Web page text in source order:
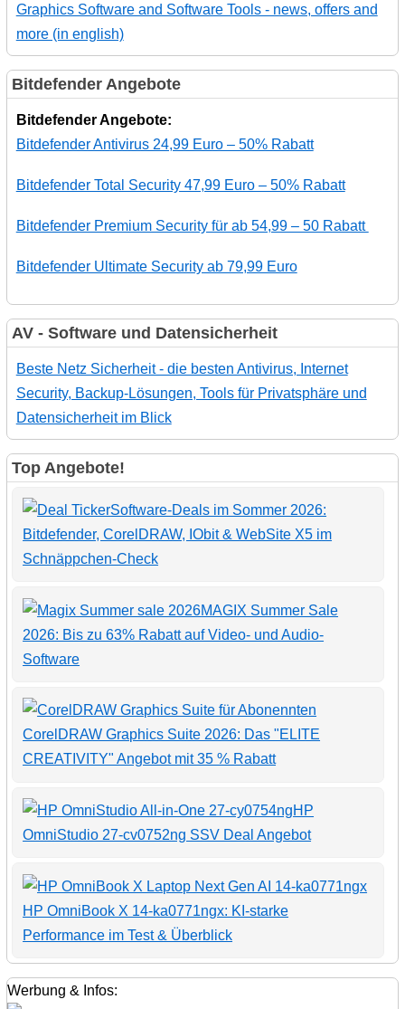
Graphics Software and Software Tools - news, offers and
more (in english)
Bitdefender Angebote
Bitdefender Angebote:
Bitdefender Antivirus 24,99 Euro – 50% Rabatt
Bitdefender Total Security 47,99 Euro – 50% Rabatt
Bitdefender Premium Security für ab 54,99 – 50 Rabatt
Bitdefender Ultimate Security ab 79,99 Euro
AV - Software und Datensicherheit
Beste Netz Sicherheit - die besten Antivirus, Internet
Security, Backup-Lösungen, Tools für Privatsphäre und
Datensicherheit im Blick
Top Angebote!
Software-Deals im Sommer 2026:
Bitdefender, CorelDRAW, IObit & WebSite X5 im
Schnäppchen-Check
MAGIX Summer Sale
2026: Bis zu 63% Rabatt auf Video- und Audio-
Software
CorelDRAW Graphics Suite 2026: Das "ELITE
CREATIVITY" Angebot mit 35 % Rabatt
HP
OmniStudio 27-cv0752ng SSV Deal Angebot
HP OmniBook X 14-ka0771ngx: KI-starke
Performance im Test & Überblick
Werbung & Infos: